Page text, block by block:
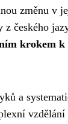
změnu v
českého
krokem
a